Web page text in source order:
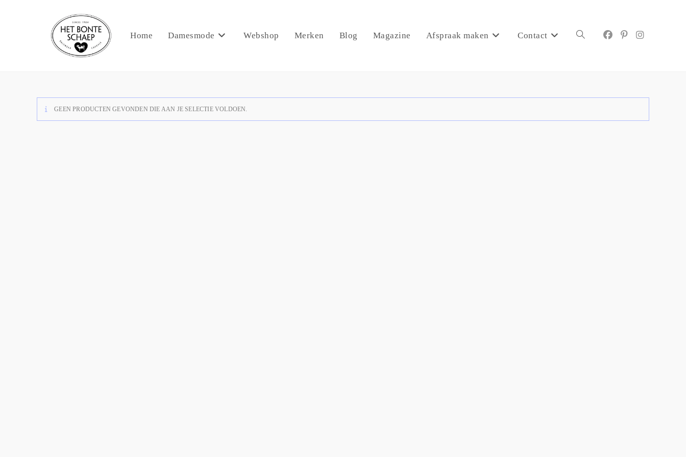
Home Damesmode Webshop Merken Blog Magazine Afspraak maken Contact
GEEN PRODUCTEN GEVONDEN DIE AAN JE SELECTIE VOLDOEN.